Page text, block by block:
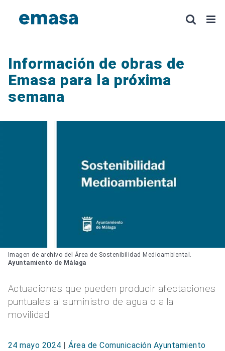
Información de obras de
Emasa para la próxima
semana
Imagen de archivo del Área de Sostenibilidad Medioambiental.
Ayuntamiento de Málaga
Actuaciones que pueden producir afectaciones
puntuales al suministro de agua o a la
movilidad
24 mayo 2024 |Área de Comunicación Ayuntamiento